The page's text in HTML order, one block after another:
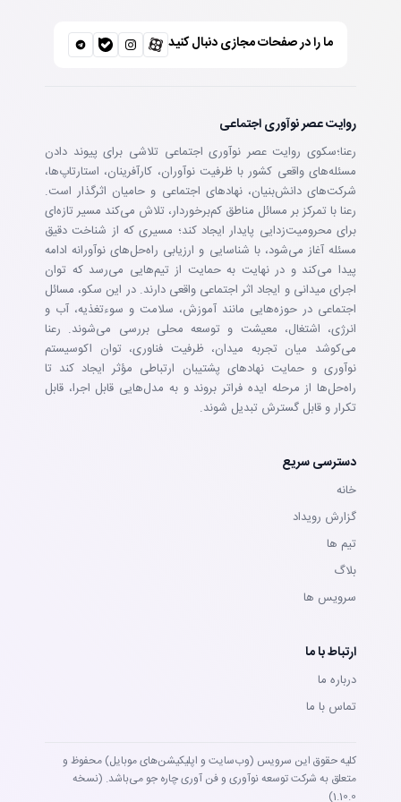
ما را در صفحات مجازی دنبال کنید
روایت عصر نوآوری اجتماعی
رعنا؛سکوی روایت عصر نوآوری اجتماعی تلاشی برای پیوند دادن
مسئله‌های واقعی کشور با ظرفیت نوآوران، کارآفرینان، استارتاپ‌ها،
شرکت‌های دانش‌بنیان، نهادهای اجتماعی و حامیان اثرگذار است.
رعنا با تمرکز بر مسائل مناطق کم‌برخوردار، تلاش می‌کند مسیر تازه‌ای
برای محرومیت‌زدایی پایدار ایجاد کند؛ مسیری که از شناخت دقیق
مسئله آغاز می‌شود، با شناسایی و ارزیابی راه‌حل‌های نوآورانه ادامه
پیدا می‌کند و در نهایت به حمایت از تیم‌هایی می‌رسد که توان
اجرای میدانی و ایجاد اثر اجتماعی واقعی دارند. در این سکو، مسائل
اجتماعی در حوزه‌هایی مانند آموزش، سلامت و سوءتغذیه، آب و
انرژی، اشتغال، معیشت و توسعه محلی بررسی می‌شوند. رعنا
می‌کوشد میان تجربه میدان، ظرفیت فناوری، توان اکوسیستم
نوآوری و حمایت نهادهای پشتیبان ارتباطی مؤثر ایجاد کند تا
راه‌حل‌ها از مرحله ایده فراتر بروند و به مدل‌هایی قابل اجرا، قابل
تکرار و قابل گسترش تبدیل شوند.
دسترسی سریع
خانه
گزارش رویداد
تيم ها
بلاگ
سرويس ها
ارتباط با ما
درباره ما
تماس با ما
کلیه حقوق این سرویس (وب‌سایت و اپلیکیشن‌های موبایل) محفوظ و
متعلق به شرکت توسعه نوآوری و فن آوری چاره جو می‌باشد. (نسخه
1.10.0)